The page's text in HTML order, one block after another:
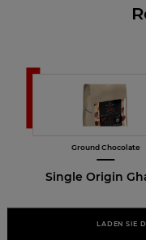
Ground Chocolate
Single Origin
LADEN SIE